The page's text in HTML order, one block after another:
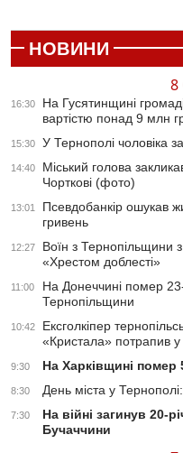
НОВИНИ
8
16:30
На Гусятинщині
вартістю понад 9 млн
15:30 У Тернополі чоловіка
14:40
Міський голова
Чорткові (фото)
13:01
Псевдобанкір ошукав
гривень
12:27
Воїн з Тернопільщини
«Хрестом доблесті»
11:00
На Донеччині помер
Тернопільщини
10:42
Ексголкіпер
«Кристала» потрапив
9:30 На Харківщині помер
8:30 День міста у
7:30
На війні загинув 20-
Бучаччини